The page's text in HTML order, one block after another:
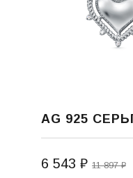
AG 925
6 543 ₽ 11 897 ₽